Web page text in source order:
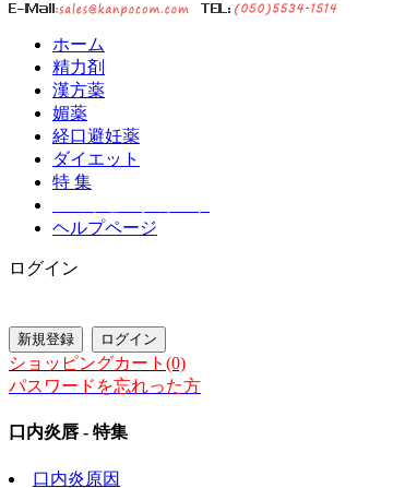
ホーム
精力剤
漢方薬
媚薬
経口避妊薬
ダイエット
特 集
ヘルプページ
ログイン
ショッピングカート(0)
パスワードを忘れった方
口内炎唇 - 特集
口内炎原因